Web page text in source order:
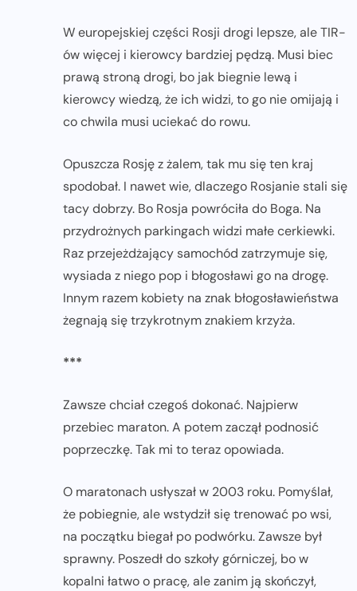
W europejskiej części Rosji drogi lepsze, ale TIR-
ów więcej i kierowcy bardziej pędzą. Musi biec
prawą stroną drogi, bo jak biegnie lewą i
kierowcy wiedzą, że ich widzi, to go nie omijają i
co chwila musi uciekać do rowu.
Opuszcza Rosję z żalem, tak mu się ten kraj
spodobał. I nawet wie, dlaczego Rosjanie stali się
tacy dobrzy. Bo Rosja powróciła do Boga. Na
przydrożnych parkingach widzi małe cerkiewki.
Raz przejeżdżający samochód zatrzymuje się,
wysiada z niego pop i błogosławi go na drogę.
Innym razem kobiety na znak błogosławieństwa
żegnają się trzykrotnym znakiem krzyża.
***
Zawsze chciał czegoś dokonać. Najpierw
przebiec maraton. A potem zaczął podnosić
poprzeczkę. Tak mi to teraz opowiada.
O maratonach usłyszał w 2003 roku. Pomyślał,
że pobiegnie, ale wstydził się trenować po wsi,
na początku biegał po podwórku. Zawsze był
sprawny. Poszedł do szkoły górniczej, bo w
kopalni łatwo o pracę, ale zanim ją skończył,